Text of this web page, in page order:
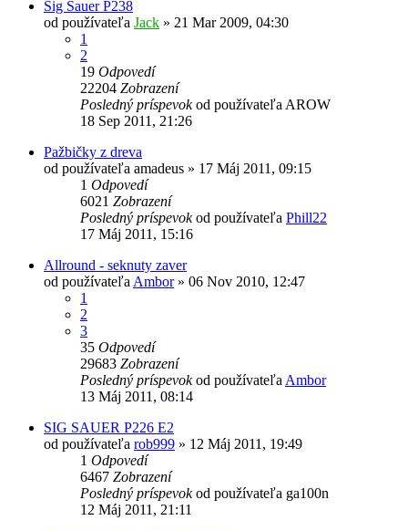
Sig Sauer P238
od používateľa Jack » 21 Mar 2009, 04:30
1
2
19 Odpovedí
22204 Zobrazení
Posledný príspevokod používateľa AROW
18 Sep 2011, 21:26
Pažbičky z dreva
od používateľa amadeus » 17 Máj 2011, 09:15
1 Odpovedí
6021 Zobrazení
Posledný príspevokod používateľa Phill22
17 Máj 2011, 15:16
Allround - seknuty zaver
od používateľa Ambor» 06 Nov 2010, 12:47
1
2
3
35 Odpovedí
29683 Zobrazení
Posledný príspevokod používateľa Ambor
13 Máj 2011, 08:14
SIG SAUER P226 E2
od používateľa rob999 » 12 Máj 2011, 19:49
1 Odpovedí
6467 Zobrazení
Posledný príspevokod používateľa ga100n
12 Máj 2011, 21:11